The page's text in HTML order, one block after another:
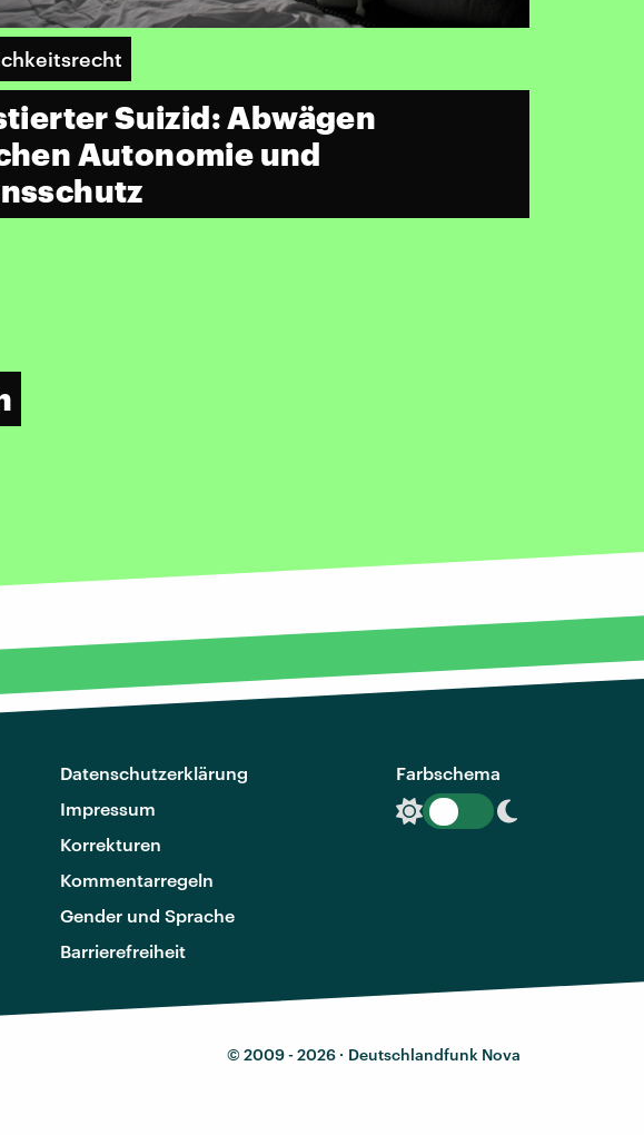
Suizid: Abwägen
Autonomie und
Datenschutzerklärung
Impressum
Korrekturen
Kommentarregeln
Gender und Sprache
Barrierefreiheit
Farbschema
© 2009 - 2026 · Deutschlandfunk Nova